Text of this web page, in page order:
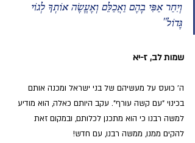
וְיִחַר אַפִּי בָהֶם וַאֲכַלֵּם וְאֶעֱשֶׂה אוֹתְךָ לְגוֹי
גָּדוֹל"
שמות לב, ז-יא
ה' כועס על מעשיהם של בני ישראל ומכנה אותם
בכינוי "עם קשה עורף". עקב היותם כאלה, הוא מודיע
למשה רבנו כי הוא מתכנן לכלותם, ובמקום זאת
להקים ממנו, ממשה רבנו, עם חדש!